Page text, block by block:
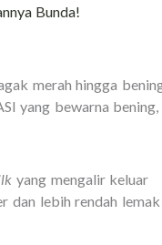
Bunda!
merah hingga
yang bewarna bening,
yang mengalir keluar
dan lebih rendah lemak